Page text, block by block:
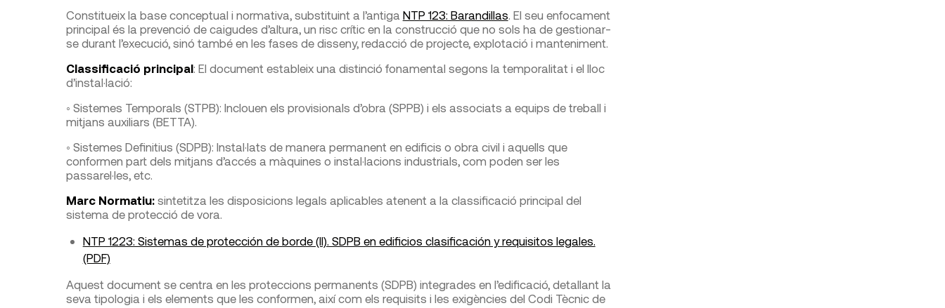
Constitueix la base conceptual i normativa, substituint a l’antiga NTP 123: Barandillas. El seu enfocament
principal és la prevenció de caigudes d’altura, un risc crític en la construcció que no sols ha de gestionar-
se durant l’execució, sinó també en les fases de disseny, redacció de projecte, explotació i manteniment.
Classificació principal: El document estableix una distinció fonamental segons la temporalitat i el lloc
d’instal·lació:
◦ Sistemes Temporals (STPB): Inclouen els provisionals d’obra (SPPB) i els associats a equips de treball i
mitjans auxiliars (BETTA).
◦ Sistemes Definitius (SDPB): Instal·lats de manera permanent en edificis o obra civil i aquells que
conformen part dels mitjans d’accés a màquines o instal·lacions industrials, com poden ser les
passarel·les, etc.
Marc Normatiu: sintetitza les disposicions legals aplicables atenent a la classificació principal del
sistema de protecció de vora.
NTP 1223: Sistemas de protección de borde (II). SDPB en edificios clasificación y requisitos legales.
(PDF)
Aquest document se centra en les proteccions permanents (SDPB) integrades en l’edificació, detallant la
seva tipologia i els elements que les conformen, així com els requisits i les exigències del Codi Tècnic de